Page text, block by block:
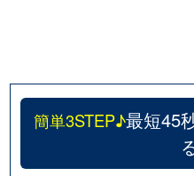
簡単3STEP♪最短45